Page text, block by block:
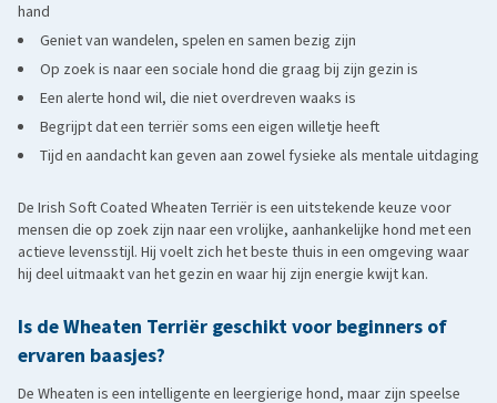
hand
Geniet van wandelen, spelen en samen bezig zijn
Op zoek is naar een sociale hond die graag bij zijn gezin is
Een alerte hond wil, die niet overdreven waaks is
Begrijpt dat een terriër soms een eigen willetje heeft
Tijd en aandacht kan geven aan zowel fysieke als mentale uitdaging
De Irish Soft Coated Wheaten Terriër is een uitstekende keuze voor
mensen die op zoek zijn naar een vrolijke, aanhankelijke hond met een
actieve levensstijl. Hij voelt zich het beste thuis in een omgeving waar
hij deel uitmaakt van het gezin en waar hij zijn energie kwijt kan.
Is de Wheaten Terriër geschikt voor beginners of
ervaren baasjes?
De Wheaten is een intelligente en leergierige hond, maar zijn speelse